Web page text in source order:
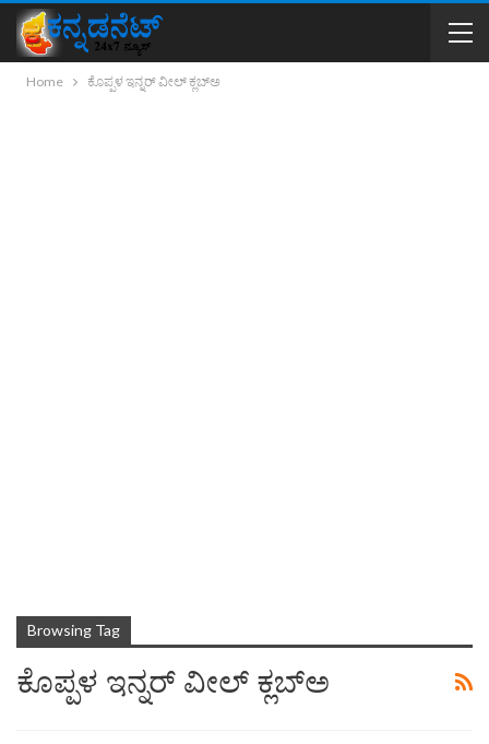
Home ಕೊಪ್ಪಳ ಇನ್ನರ್ ವೀಲ್ ಕ್ಲಬ್ಅ
Browsing Tag
ಕೊಪ್ಪಳ ಇನ್ನರ್ ವೀಲ್ ಕ್ಲಬ್ಅ